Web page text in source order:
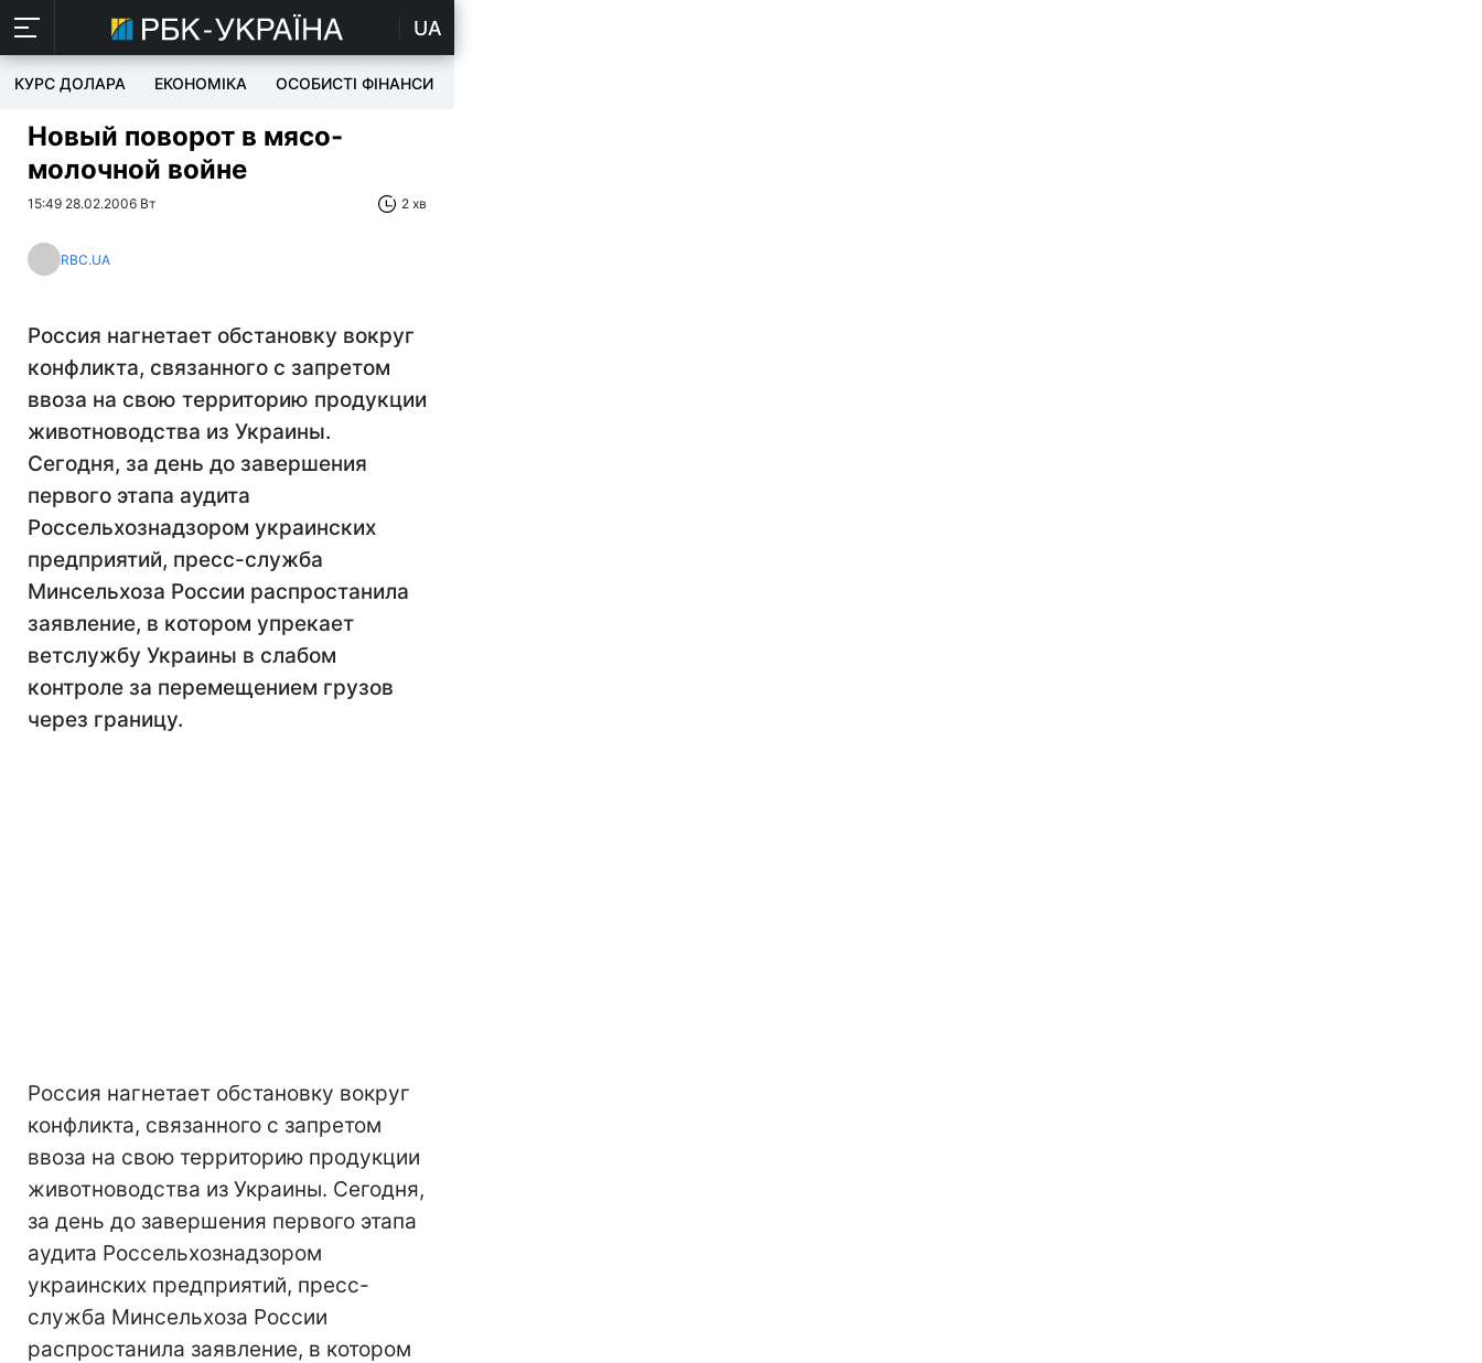
UA
КУРС ДОЛАРА ЕКОНОМІКА ОСОБИСТІ ФІНАНСИ
Новый поворот в мясо-
молочной войне
15:49 28.02.2006 Вт 2 хв
RBC.UA
Россия нагнетает обстановку вокруг
конфликта, связанного с запретом
ввоза на свою территорию продукции
животноводства из Украины.
Сегодня, за день до завершения
первого этапа аудита
Россельхознадзором украинских
предприятий, пресс-служба
Минсельхоза России распростанила
заявление, в котором упрекает
ветслужбу Украины в слабом
контроле за перемещением грузов
через границу.
Россия нагнетает обстановку вокруг
конфликта, связанного с запретом
ввоза на свою территорию продукции
животноводства из Украины. Сегодня,
за день до завершения первого этапа
аудита Россельхознадзором
украинских предприятий, пресс-
служба Минсельхоза России
распростанила заявление, в котором